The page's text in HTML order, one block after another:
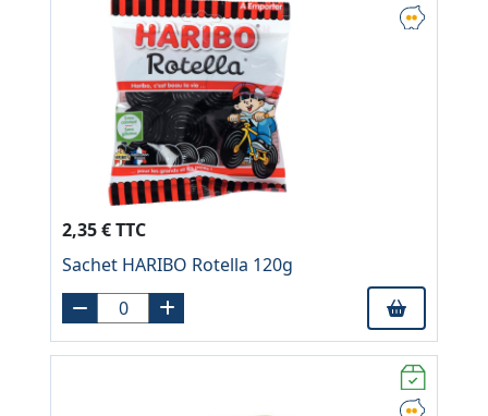
2,35 € TTC
Sachet HARIBO Rotella 120g